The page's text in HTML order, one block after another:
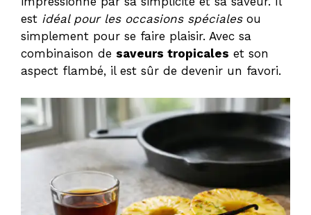
est idéal pour les occasions spécialesou
simplement pour se faire plaisir. Avec sa
combinaison de saveurs tropicales et son
aspect flambé, il est sûr de devenir un favori.